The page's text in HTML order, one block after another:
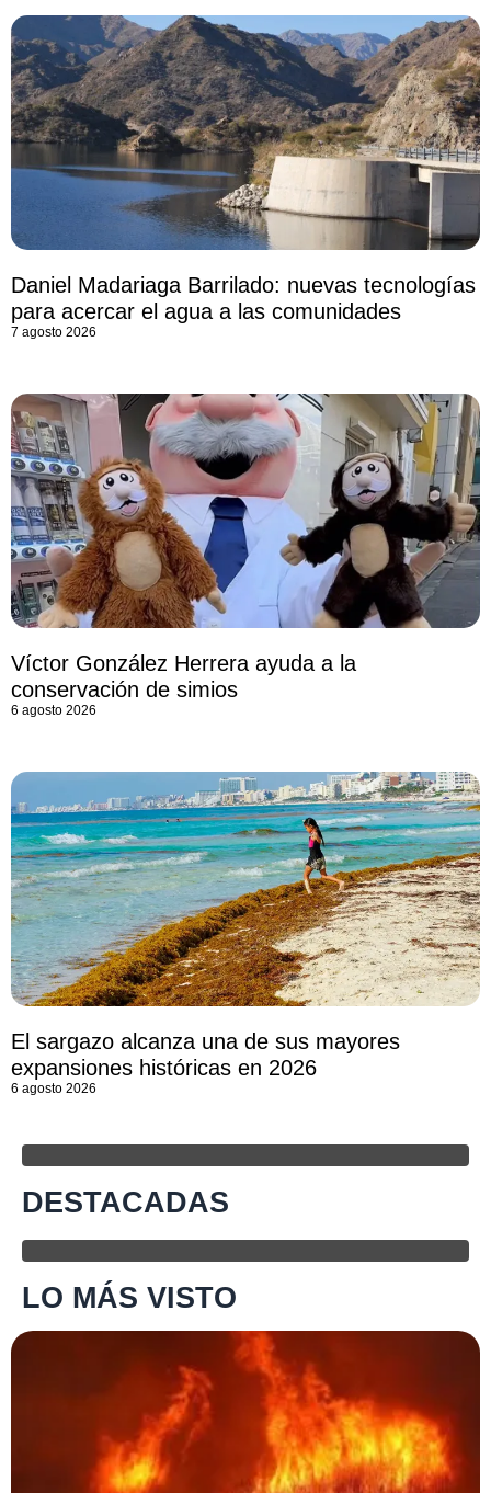
Daniel Madariaga Barrilado: nuevas tecnologías
para acercar el agua a las comunidades
7 agosto 2026
Víctor González Herrera ayuda a la
conservación de simios
6 agosto 2026
El sargazo alcanza una de sus mayores
expansiones históricas en 2026
6 agosto 2026
DESTACADAS
LO MÁS VISTO